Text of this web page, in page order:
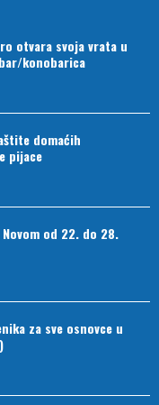
otvara svoja vrata u
konobarica
domaćih
pijace
od 22. do 28.
za sve osnovce u